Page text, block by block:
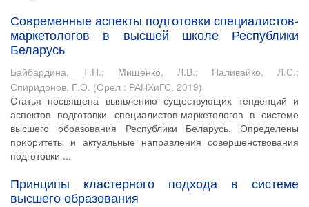
Современные аспекты подготовки специалистов-
маркетологов в высшей школе Республики
Беларусь
Байбардина, Т.Н.; Мищенко, Л.В.; Наливайко, Л.С.;
Спиридонов, Г.О. (Орел : РАНХиГС, 2019)
Статья посвящена выявлению существующих тенденций и
аспектов подготовки специалистов-маркетологов в системе
высшего образования Республики Беларусь. Определены
приоритеты и актуальные направления совершенствования
подготовки ...
Принципы кластерного подхода в системе
высшего образования